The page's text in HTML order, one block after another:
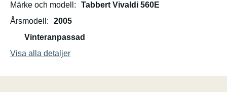
Märke och modell
Tabbert Vivaldi 560E
Årsmodell
2005
Vinteranpassad
Visa alla detaljer